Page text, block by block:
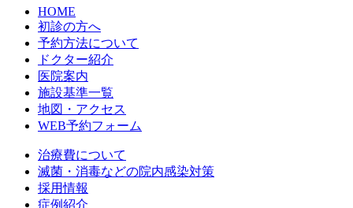
HOME
初診の方へ
予約方法について
ドクター紹介
医院案内
施設基準一覧
地図・アクセス
WEB予約フォーム
治療費について
滅菌・消毒などの院内感染対策
採用情報
症例紹介